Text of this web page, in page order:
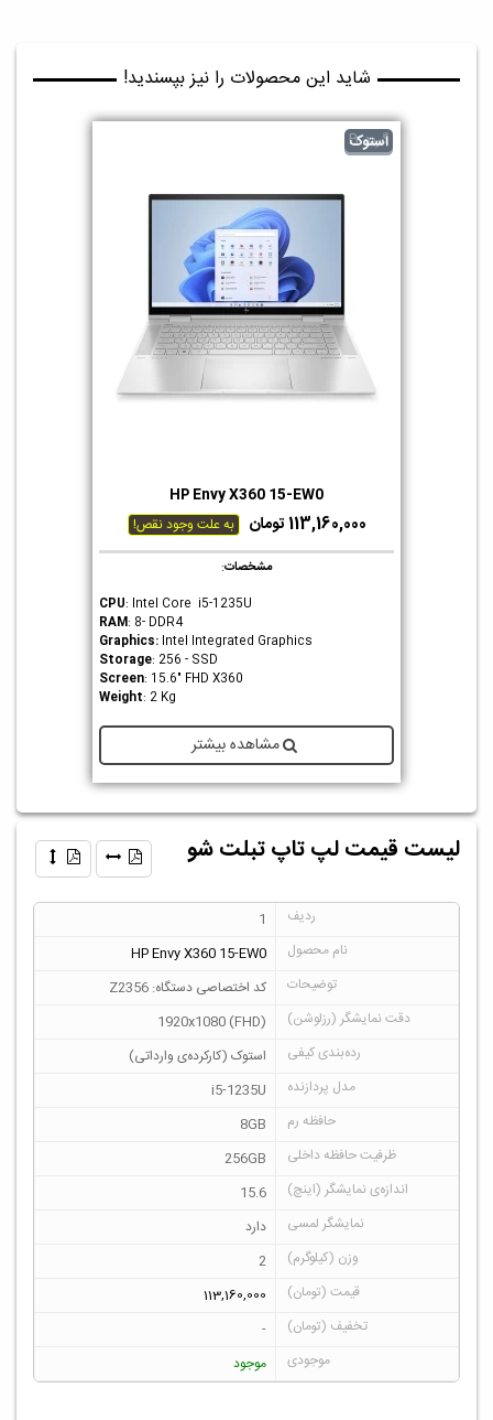
شاید این محصولات را نیز بپسندید!
گرید B
استوک
HP Envy X360 15-EW0
113,160,000 تومان به علت وجود نقص!
مشخصات:
CPU: Intel Core i5-1235U
RAM: 8- DDR4
Graphics: Intel Integrated Graphics
Storage: 256 - SSD
Screen: 15.6" FHD X360
Weight: 2 Kg
مشاهده بیشتر
لیست قیمت لپ تاپ تبلت شو
1
HP Envy X360 15-EW0
کد اختصاصی دستگاه: Z2356
1920x1080 (FHD)
استوک (کارکرده‌ی وارداتی)
i5-1235U
8GB
256GB
15.6
دارد
2
113,160,000
-
موجود